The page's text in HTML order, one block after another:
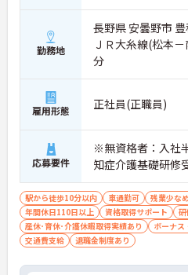
勤務地
長野県 安曇野市
ＪＲ大糸線(松本
分
雇用形態 正社員(正職員)
応募要件
※無資格者：入社
知症介護基礎研修
駅から徒歩10分以内 車通勤可 残業少なめ
年間休日110日以上
資格取得サポート
研
産休･育休･介護休暇取得実績あり
ボーナス
交通費支給
退職金制度あり